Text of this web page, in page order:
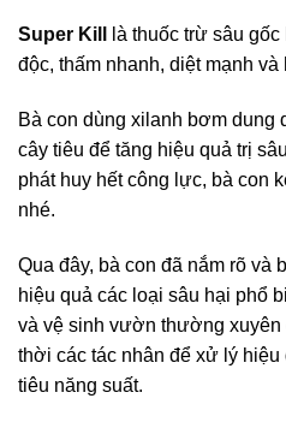
Super Kill
là thuốc trừ sâu
độc, thấm nhanh, diệt mạnh
Bà con dùng xilanh bơm dung
cây tiêu để tăng hiệu quả trị
phát huy hết công lực, bà con
nhé.
Qua đây, bà con đã nắm rõ và
hiệu quả các loại sâu hại phổ
và vệ sinh vườn thường xuyên
thời các tác nhân để xử lý hiệu
tiêu năng suất.